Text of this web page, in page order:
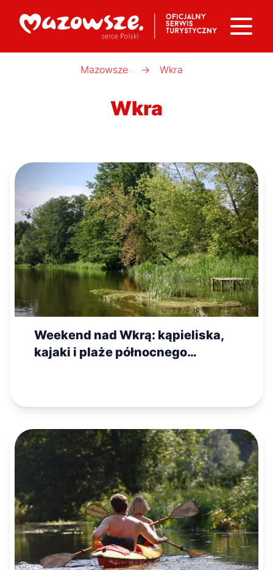
Mazowsze → Wkra
Wkra
Weekend nad Wkrą: kąpieliska,
kajaki i plaże północnego